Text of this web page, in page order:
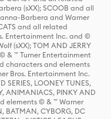
(sXX); SCOOB and all
Barbera and Warner
and all related
Entertainment Inc. and ©
(sXX); TOM AND JERRY
& ™ Turner Entertainment
characters and elements
Bros. Entertainment Inc.
SERIES, LOONEY TUNES,
ANIMANIACS, PINKY AND
elements © & ™ Warner
BATMAN, CYBORG, DC